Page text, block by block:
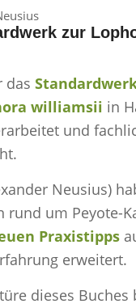
zur
das
williamsii in
und
Neusius)
rund um Peyote-
Praxistipps
erweitert.
dieses Buches